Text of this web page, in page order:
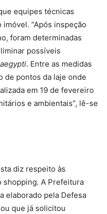
equipes técnicas
“Após inspeção
foram determinadas
possíveis
. Entre as medidas
de pontos da laje onde
em 19 de fevereiro
e ambientais”, lê-se
diz respeito às
A Prefeitura
elaborado pela Defesa
que já solicitou